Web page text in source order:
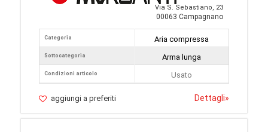
Via S. Sebastiano, 23
00063 Campagnano
Categoria
Sottocategoria
Condizioni articolo
Aria compressa
Arma lunga
Usato
aggiungi a preferiti Dettagli»